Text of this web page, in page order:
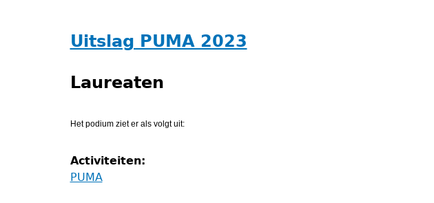
Uitslag PUMA 2023
Laureaten
Het podium ziet er als volgt uit:
Activiteiten:
PUMA